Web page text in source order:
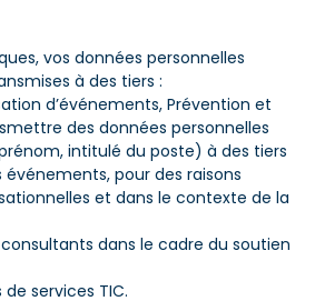
vos données personnelles
à des tiers :
d’événements, Prévention et
des données personnelles
intitulé du poste) à des tiers
pour des raisons
et dans le contexte de la
dans le cadre du soutien
services TIC.